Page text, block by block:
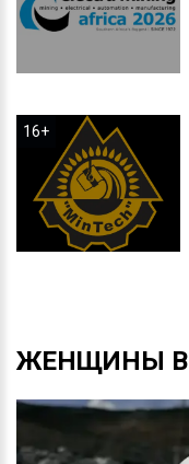
16+
ЖЕНЩИНЫ В